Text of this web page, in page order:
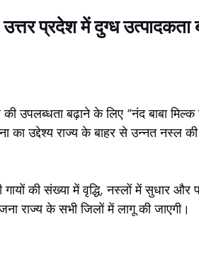
प्रदेश में दुग्ध
उपलब्धता बढ़ाने के लिए “नंद बाबा
का उद्देश्य राज्य के बाहर से उन्नत नस्ल की
की संख्या में वृद्धि, नस्लों में सुधार और
राज्य के सभी जिलों में लागू की जाएगी।